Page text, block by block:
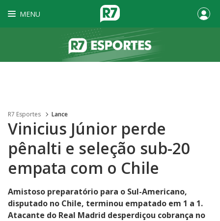
MENU
R7 Esportes Lance
Vinicius Júnior perde
pênalti e seleção sub-20
empata com o Chile
Amistoso preparatório para o Sul-Americano,
disputado no Chile, terminou empatado em 1 a 1.
Atacante do Real Madrid desperdiçou cobrança no